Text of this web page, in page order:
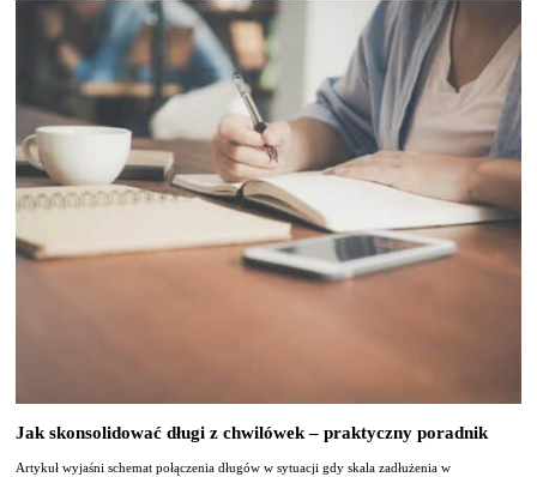
Jak skonsolidować długi z chwilówek – praktyczny poradnik
Artykuł wyjaśni schemat połączenia długów w sytuacji gdy skala zadłużenia w